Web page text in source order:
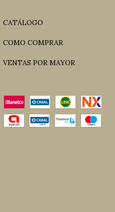
CATÁLOGO
COMO COMPRAR
VENTAS POR MAYOR